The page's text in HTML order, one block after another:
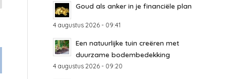
Goud als anker in je financiële plan
4 augustus 2026 - 09:41
Een natuurlijke tuin creëren met
duurzame bodembedekking
4 augustus 2026 - 09:20